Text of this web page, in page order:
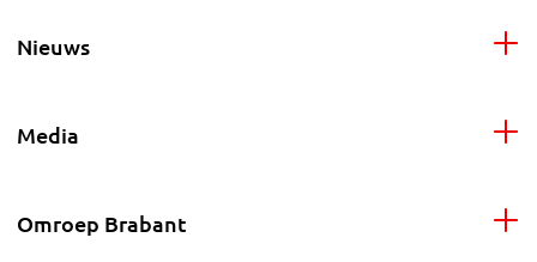
Nieuws
Media
Omroep Brabant